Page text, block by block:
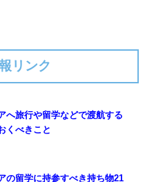
リンク
へ旅行や留学などで渡航する
くべきこと
の留学に持参すべき持ち物21